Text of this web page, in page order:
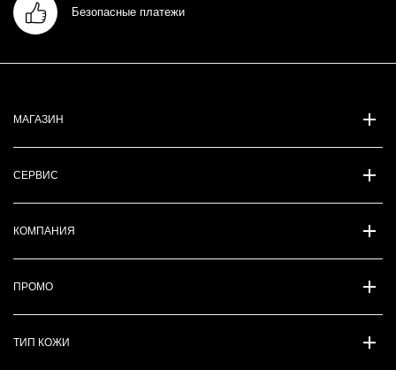
Безопасные платежи
МАГАЗИН
СЕРВИС
КОМПАНИЯ
ПРОМО
ТИП КОЖИ